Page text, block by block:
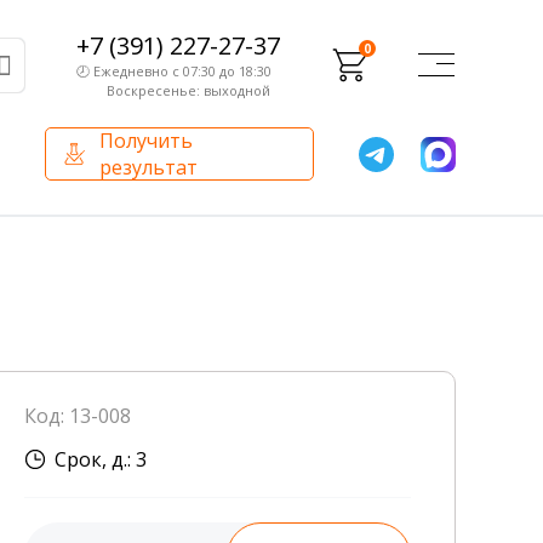
+7 (391) 227-27-37
🕗 Ежедневно с 07:30 до 18:30
Воскресенье: выходной
0
Получить
результат
Внутренний аудит
Сотрудники лаборатории
Код: 13-008
Срок, д.: 3